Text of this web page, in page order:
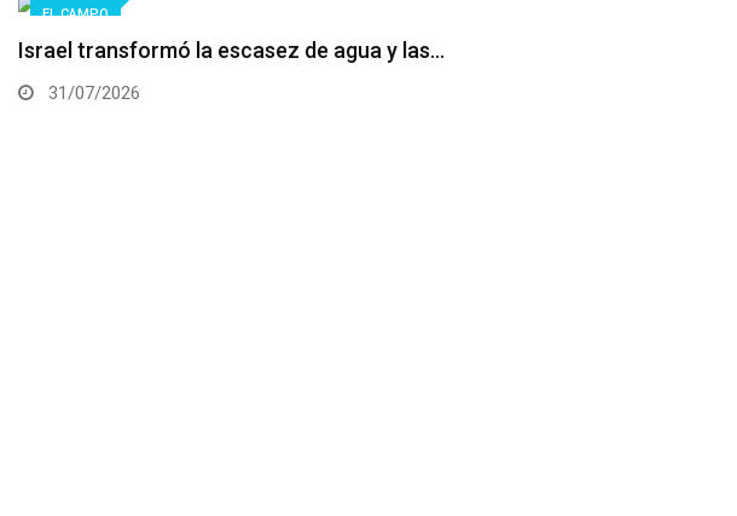
EL CAMPO
Israel transformó la escasez de agua y las…
31/07/2026